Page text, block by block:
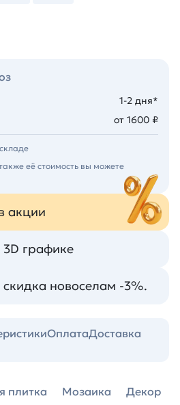
1-2 дня*
от 1600 ₽
её стоимость вы можете
акции
графике
новоселам -3%.
ОплатаДоставка
плитка Мозаика
Декор